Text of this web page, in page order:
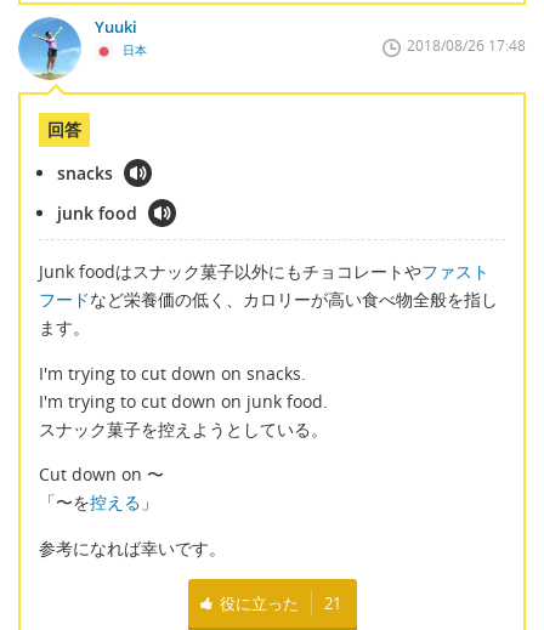
Yuuki
日本 2018/08/26 17:48
回答
snacks
junk food
Junk foodはスナック菓子以外にもチョコレートやファスト
フードなど栄養価の低く、カロリーが高い食べ物全般を指し
ます。
I'm trying to cut down on snacks.
I'm trying to cut down on junk food.
スナック菓子を控えようとしている。
Cut down on 〜
「〜を控える 」
参考になれば幸いです。
役に立った 21